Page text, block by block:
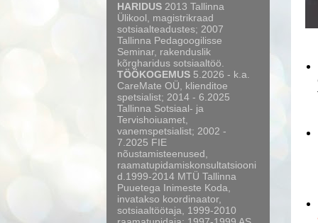
HARIDUS 2013 Tallinna
Ülikool, magistrikraad
sotsiaalteadustes; 2007
Tallinna Pedagoogilisse
Seminar, rakenduslik
kõrgharidus sotsiaaltöö.
TÖÖKOGEMUS 5.2026 - k.a.
CareMate OÜ, klienditoe
spetsialist; 2014 - 6.2025
Tallinna Sotsiaal- ja
Tervishoiuamet,
vanemspetsialist; 2002 -
7.2025 FIE
nõustamisteenused,
raamatupidamiskonsultatsiooni
d.1999-2014 MTÜ Tallinna
Puuetega Inimeste Koda,
invatakso koordinaator,
sotsiaaltöötaja, 1999-2010